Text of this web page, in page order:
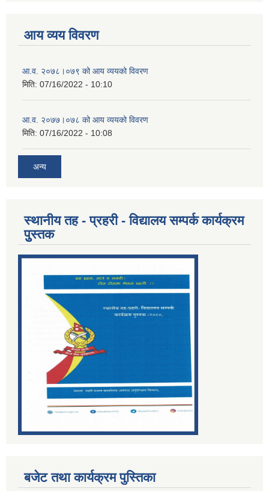
आय व्यय विवरण
आ.व. २०७८।०७९ को आय व्ययको विवरण
मिति: 07/16/2022 - 10:10
आ.व. २०७७।०७८ को आय व्ययको विवरण
मिति: 07/16/2022 - 10:08
अन्य
स्थानीय तह - प्रहरी - विद्यालय सम्पर्क कार्यक्रम
पुुस्तक
बजेट तथा कार्यक्रम पुस्तिका